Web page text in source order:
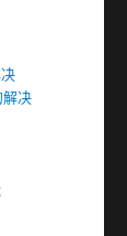
解决